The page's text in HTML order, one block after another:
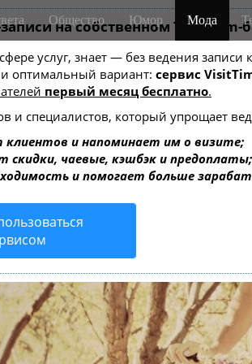
на собственном Telegram-
сфере услуг, знает — без ведения
оптимальный вариант: сервис
первый месяц бесплатно.
и специалистов, который упрощает
клиентов и напоминает им о визите;
скидки, чаевые, кэшбэк и предоплаты;
и помогает больше
Общество Юмор Мода